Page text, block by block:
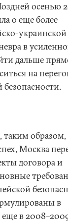
осенью
о еще более
украинской
в
дальше
на
образом,
Москва
договора и
в
в